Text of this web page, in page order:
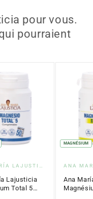
pour vous.
pourraient
Lajusticia
Total 5
MAGNÉSIUM
:
Ana